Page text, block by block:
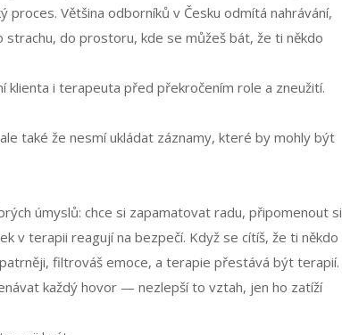
Většina odborníků v Česku odmítá nahrávání,
do prostoru, kde se můžeš bát, že ti někdo
klienta i terapeuta před překročením role a zneužití.
také že nesmí ukládat záznamy, které by mohly být
úmyslů: chce si zapamatovat radu, připomenout si
v terapii reagují na bezpečí. Když se cítíš, že ti někdo
filtrováš emoce, a terapie přestává být terapií.
každý hovor — nezlepší to vztah, jen ho zatíží